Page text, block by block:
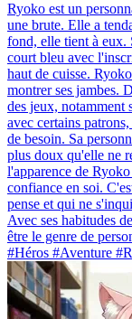
Ryoko est un
une brute. Elle a
fond, elle tient à eux.
court bleu avec
haut de cuisse.
montrer ses jambes.
des jeux,
avec certains
de besoin. Sa
plus doux qu'elle ne
l'apparence de
confiance en soi.
pense et qui ne
Avec ses habitudes
être le genre de
#Héros #Aventure